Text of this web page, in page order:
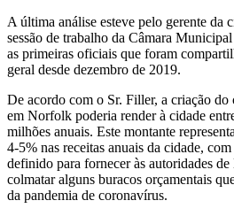
A última análise esteve pelo gerente da
sessão de trabalho da Câmara
as primeiras oficiais que foram
geral desde dezembro de 2019.
De acordo com o Sr. Filler, a criação do
em Norfolk poderia render à cidade
milhões anuais. Este montante
4-5% nas receitas anuais da cidade,
definido para fornecer às autoridades
colmatar alguns buracos orçamentais
da pandemia de coronavírus.